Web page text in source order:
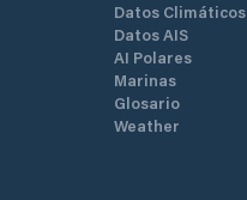
Datos Climáticos
Datos AIS
AI Polares
Marinas
Glosario
Weather